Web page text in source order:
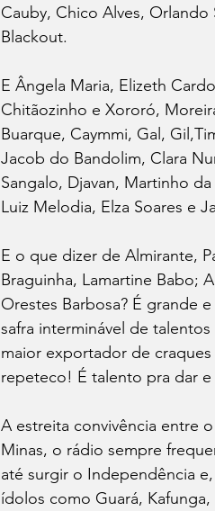
Cauby, Chico Alves,
Blackout.
E Ângela Maria, Elizeth
Chitãozinho e Xororó,
Buarque, Caymmi, Gal,
Jacob do Bandolim, Clara
Sangalo, Djavan, Martinho
Luiz Melodia, Elza Soares e
E o que dizer de Almirante,
Braguinha, Lamartine Babo;
Orestes Barbosa? É grande
safra interminável de
maior exportador de
repeteco! É talento pra dar e
A estreita convivência entre
Minas, o rádio sempre
até surgir o Independência
ídolos como Guará,